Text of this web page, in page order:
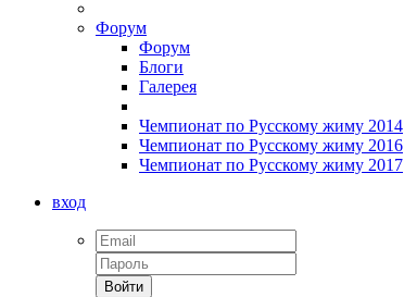
Форум
Форум
Блоги
Галерея
Чемпионат по Русскому жиму 2014
Чемпионат по Русскому жиму 2016
Чемпионат по Русскому жиму 2017
вход
Войти